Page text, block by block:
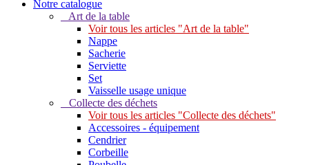
Notre catalogue
Art de la table
Voir tous les articles "Art de la table"
Nappe
Sacherie
Serviette
Set
Vaisselle usage unique
Collecte des déchets
Voir tous les articles "Collecte des déchets"
Accessoires - équipement
Cendrier
Corbeille